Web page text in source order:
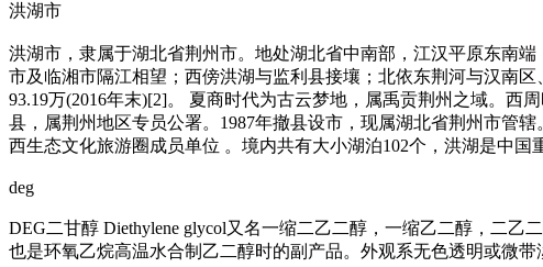
洪湖市
洪湖市，隶属于湖北省荆州市。地处湖北省中南部，江汉平原东南端
市及临湘市隔江相望；西傍洪湖与监利县接壤；北依东荆河与汉南
93.19万(2016年末)[2]。 夏商时代为古云梦地，属禹贡荆州之域。西
县，属荆州地区专员公署。1987年撤县设市，现属湖北省荆州市管
西生态文化旅游圈成员单位 。境内共有大小湖泊102个，洪湖是中国
deg
DEG二甘醇 Diethylene glycol又名一缩二乙二醇，一缩乙二醇，二乙
也是环氧乙烷高温水合制乙二醇时的副产品。外观系无色透明或微